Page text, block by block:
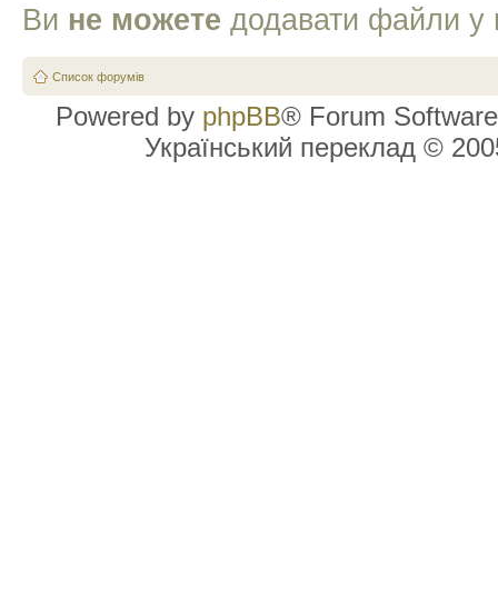
Ви не можете додавати файли у
Список форумів
Powered by phpBB® Forum
Український переклад ©